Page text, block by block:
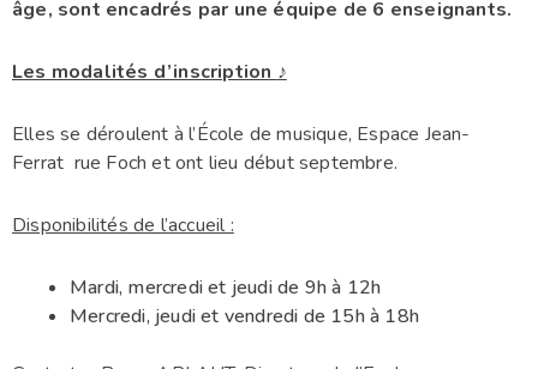
âge, sont encadrés par une équipe de 6 enseignants.
Les modalités d’inscription♪
Elles se déroulent à l’École de musique, Espace Jean-
Ferrat rue Foch et ont lieu début septembre.
Disponibilités de l’accueil :
Mardi, mercredi et jeudi de 9h à 12h
Mercredi, jeudi et vendredi de 15h à 18h